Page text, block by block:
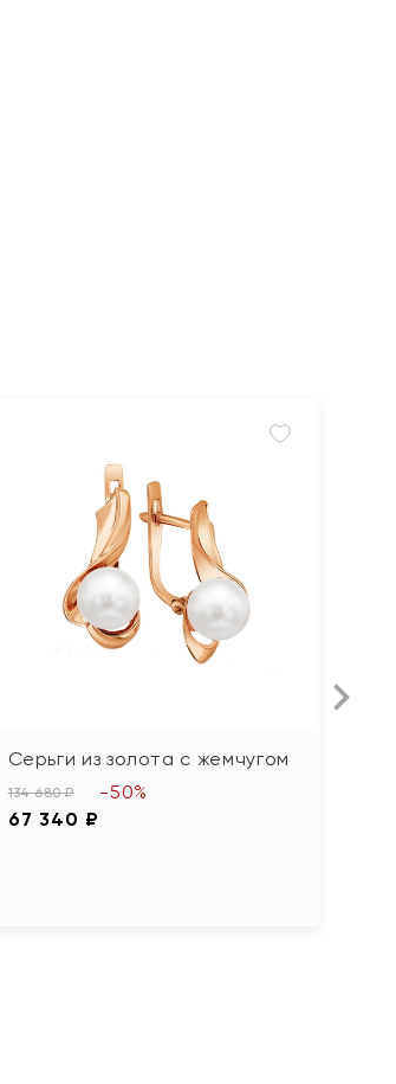
Серьги из золота с жемчугом
134 680 ₽
67 340 ₽
-50%